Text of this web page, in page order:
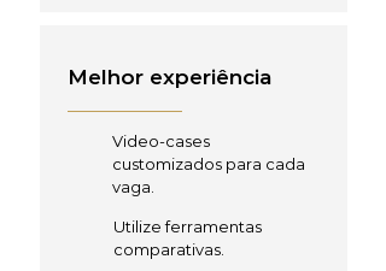
Melhor experiência
Video-cases
customizados para cada
vaga.
Utilize ferramentas
comparativas.